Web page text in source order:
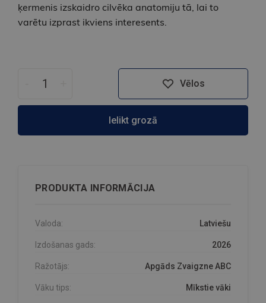
ķermenis izskaidro cilvēka anatomiju tā, lai to
varētu izprast ikviens interesents.
Vēlos
Ielikt grozā
PRODUKTA INFORMĀCIJA
Valoda: Latviešu
Izdošanas gads: 2026
Ražotājs: Apgāds Zvaigzne ABC
Vāku tips: Mīkstie vāki